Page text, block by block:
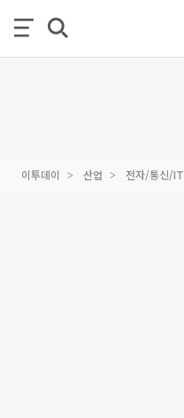
이투데이 산업 전자/통신/IT